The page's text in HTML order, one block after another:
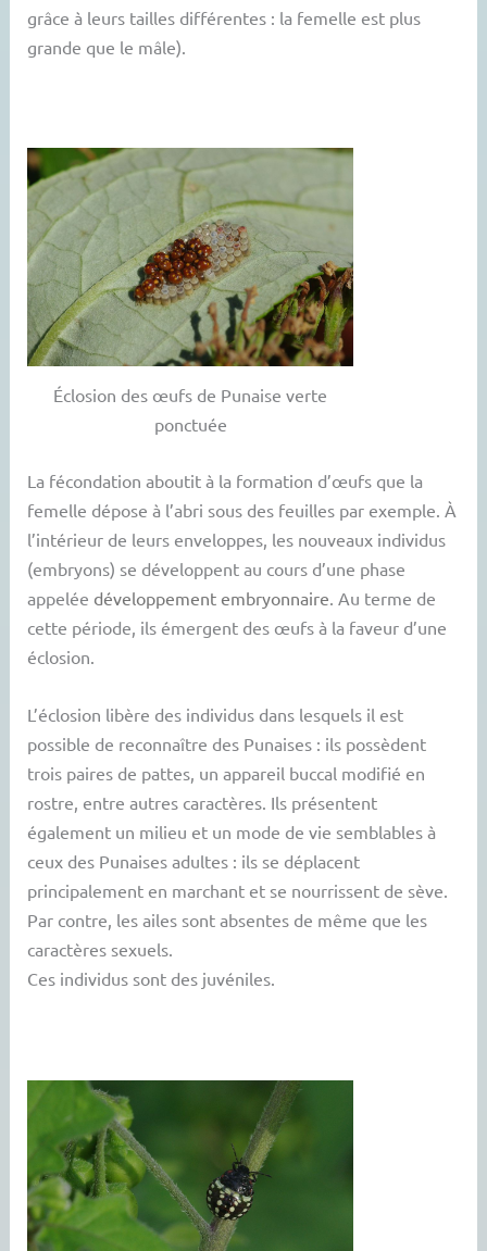
grâce à leurs tailles différentes : la femelle est plus
grande que le mâle).
Éclosion des œufs de Punaise verte
ponctuée
La fécondation aboutit à la formation d’œufs que la
femelle dépose à l’abri sous des feuilles par exemple. À
l’intérieur de leurs enveloppes, les nouveaux individus
(embryons) se développent au cours d’une phase
appelée développement embryonnaire . Au terme de
cette période, ils émergent des œufs à la faveur d’une
éclosion.
L’éclosion libère des individus dans lesquels il est
possible de reconnaître des Punaises : ils possèdent
trois paires de pattes, un appareil buccal modifié en
rostre, entre autres caractères. Ils présentent
également un milieu et un mode de vie semblables à
ceux des Punaises adultes : ils se déplacent
principalement en marchant et se nourrissent de sève.
Par contre, les ailes sont absentes de même que les
caractères sexuels.
Ces individus sont des juvéniles.